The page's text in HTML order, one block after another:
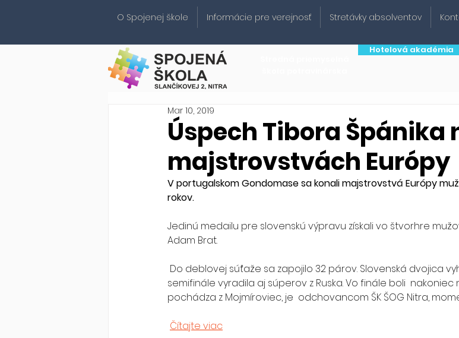
O Spojenej škole Informácie pre verejnosť Stretávky absolventov
Hotelová akadémia
Úspech Tibora Špánika
majstrovstvách Európy
Mar 10, 2019
V portugalskom Gondomase sa konali majstrovstvá Európy
rokov.
Jedinú medailu pre slovenskú výpravu získali vo štvorhre
Adam Brat.
semifinále vyradila aj súperov z Ruska. Vo finále boli  nakoniec
pochádza z Mojmíroviec, je  odchovancom ŠK ŠOG Nitra,
Čítajte viac